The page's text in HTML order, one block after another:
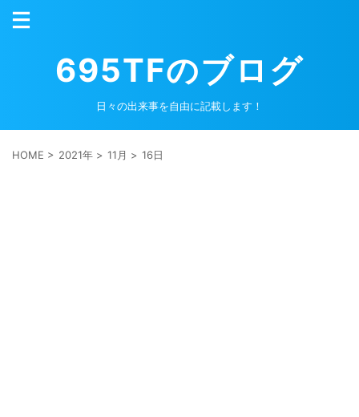
695TFのブログ
日々の出来事を自由に記載します！
HOME > 2021年 > 11月 > 16日